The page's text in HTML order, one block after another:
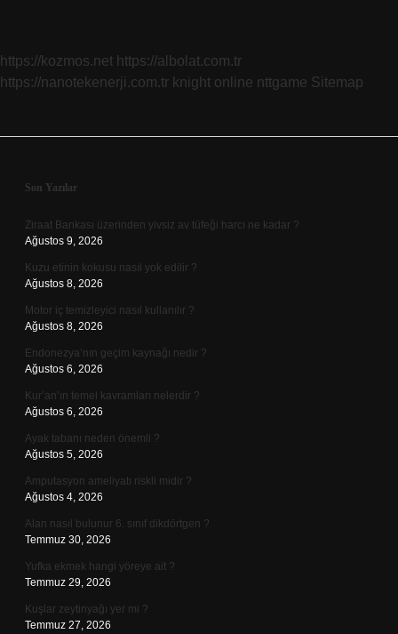
https://kozmos.net https://albolat.com.tr
https://nanotekenerji.com.tr knight online nttgame Sitemap
Sidebar
Son Yazılar
Ziraat Bankası üzerinden yivsiz av tüfeği harcı ne kadar ?
Ağustos 9, 2026
Kuzu etinin kokusu nasıl yok edilir ?
Ağustos 8, 2026
Motor iç temizleyici nasıl kullanılır ?
Ağustos 8, 2026
Endonezya’nın geçim kaynağı nedir ?
Ağustos 6, 2026
Kur’an’ın temel kavramları nelerdir ?
Ağustos 6, 2026
Ayak tabanı neden önemli ?
Ağustos 5, 2026
Amputasyon ameliyatı riskli midir ?
Ağustos 4, 2026
Alan nasıl bulunur 6. sınıf dikdörtgen ?
Temmuz 30, 2026
Yufka ekmek hangi yöreye ait ?
Temmuz 29, 2026
Kuşlar zeytinyağı yer mi ?
Temmuz 27, 2026